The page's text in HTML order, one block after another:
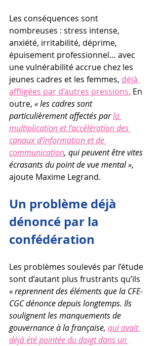
Les conséquences sont
nombreuses : stress intense,
anxiété, irritabilité, déprime,
épuisement professionnel… avec
une vulnérabilité accrue chez les
jeunes cadres et les femmes, déjà
affligées par d’autres pressions. En
outre, « les cadres sont
particulièrement affectés par la
multiplication et l’accélération des
canaux d’information et de
communication, qui peuvent être vites
écrasants du point de vue mental »,
ajoute Maxime Legrand.
Un problème déjà
dénoncé par la
confédération
Les problèmes soulevés par l’étude
sont d’autant plus frustrants qu’ils
« reprennent des éléments que la CFE-
CGC dénonce depuis longtemps. Ils
soulignent les manquements de
gouvernance à la française, qui avait
déjà été pointée du doigt dans un